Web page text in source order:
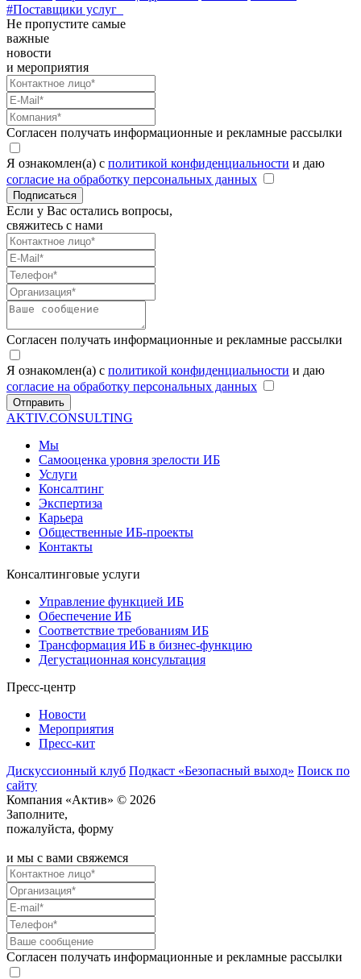
#Поставщики услуг
Не пропустите самые
важные
новости
и мероприятия
Согласен получать информационные и рекламные рассылки
Я ознакомлен(а) с политикой конфиденциальности и даю
согласие на обработку персональных данных
Подписаться
Если у Вас остались вопросы,
свяжитесь с нами
Согласен получать информационные и рекламные рассылки
Я ознакомлен(а) с политикой конфиденциальности и даю
согласие на обработку персональных данных
Отправить
AKTIV.CONSULTING
Мы
Самооценка уровня зрелости ИБ
Услуги
Консалтинг
Экспертиза
Карьера
Общественные ИБ-проекты
Контакты
Консалтинговые услуги
Управление функцией ИБ
Обеспечение ИБ
Соответствие требованиям ИБ
Трансформация ИБ в бизнес-функцию
Дегустационная консультация
Пресс-центр
Новости
Мероприятия
Пресс-кит
Дискуссионный клуб Подкаст «Безопасный выход» Поиск по
сайту
Компания «Актив» © 2026
Заполните,
пожалуйста, форму
и мы с вами свяжемся
Согласен получать информационные и рекламные рассылки